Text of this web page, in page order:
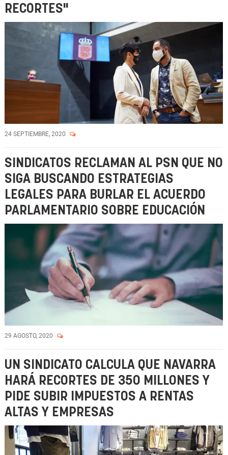
RECORTES"
24 SEPTIEMBRE, 2020
SINDICATOS RECLAMAN AL PSN QUE NO
SIGA BUSCANDO ESTRATEGIAS
LEGALES PARA BURLAR EL ACUERDO
PARLAMENTARIO SOBRE EDUCACIÓN
29 AGOSTO, 2020
UN SINDICATO CALCULA QUE NAVARRA
HARÁ RECORTES DE 350 MILLONES Y
PIDE SUBIR IMPUESTOS A RENTAS
ALTAS Y EMPRESAS